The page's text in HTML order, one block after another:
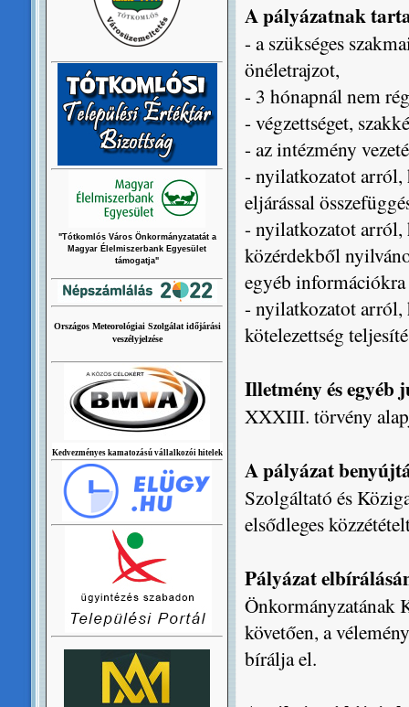
A pályázatnak
- a szükséges
önéletrajzot,
- 3 hónapnál nem
- végzettséget,
- az intézmény
- nyilatkozatot arról,
eljárással
- nyilatkozatot arról,
közérdekből
egyéb
- nyilatkozatot arról,
kötelezettség
Illetmény és egyéb
XXXIII. törvény
A pályázat
Szolgáltató és
elsődleges
Pályázat
Önkormányzatának
követően, a
bírálja el.
"Tótkomlós Város Önkormányzatatát a
Magyar Élelmiszerbank Egyesület
támogatja"
Országos Meteorológiai Szolgálat időjárási
veszélyjelzése
Kedvezményes kamatozású vállalkozói hitelek